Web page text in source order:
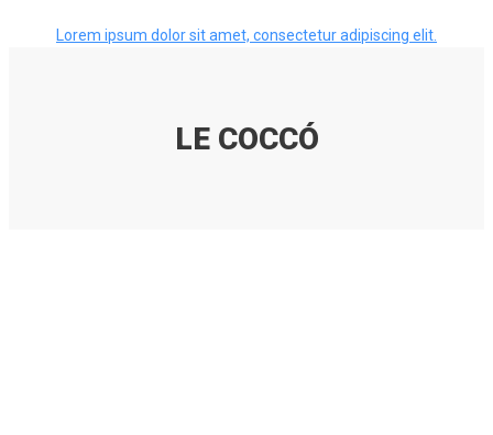
Lorem ipsum dolor sit amet, consectetur adipiscing elit.
LE COCCÓ